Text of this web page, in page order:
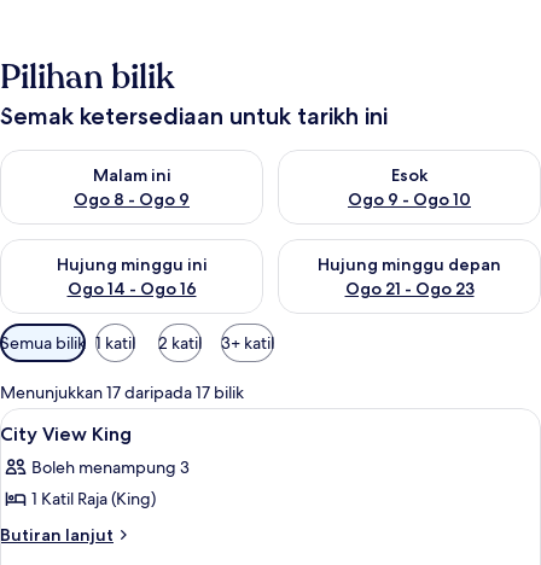
Pilihan bilik
Semak ketersediaan untuk tarikh ini
Malam ini
Ogo 8 - Ogo 9
Semak ketersediaan untuk malam ini Ogo 8 - Ogo 9
Esok
Ogo 9 - Ogo 10
Semak ketersediaan untuk
Hujung minggu ini
Ogo 14 - Ogo 16
Semak ketersediaan untuk hujung minggu ini Ogo 14 - Ogo 16
Hujung minggu depan
Ogo 21 - Ogo 23
Semak ketersediaan untuk
Penapis
yang
tersedia
untuk
bilik
Semua bilik 1 katil 2 katil 3+ katil
Menunjukkan 17 daripada 17 bilik
Lihat
semua
foto
untuk
City
Peti besi dalam bilik, langsir/tirai
8
City View King
Boleh menampung 3
1 Katil Raja (King)
Butiran lanjut
Butiran